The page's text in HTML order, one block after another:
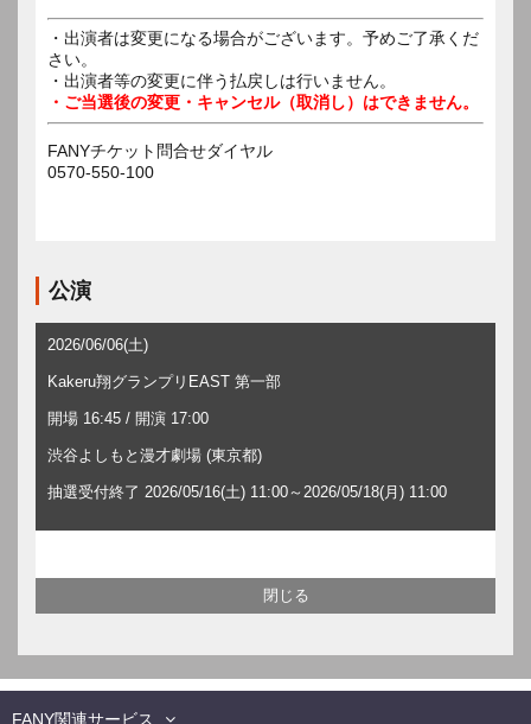
・出演者は変更になる場合がございます。予めご了承くだ
さい。
・出演者等の変更に伴う払戻しは行いません。
・ご当選後の変更・キャンセル（取消し）はできません。
FANYチケット問合せダイヤル
0570-550-100
公演
2026/06/06(土)
Kakeru翔グランプリEAST 第一部
開場 16:45 / 開演 17:00
渋谷よしもと漫才劇場 (東京都)
抽選受付終了 2026/05/16(土) 11:00～2026/05/18(月) 11:00
FANY関連サービス